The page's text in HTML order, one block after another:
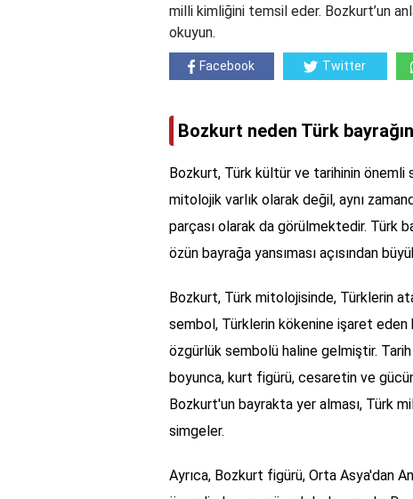
milli kimliğini temsil eder. Bozkurt’un
okuyun.
Facebook Twitter
Bozkurt neden Türk
Bozkurt, Türk kültür ve tarihinin önemli
mitolojik varlık olarak değil, aynı
parçası olarak da görülmektedir. Türk
özün bayrağa yansıması açısından
Bozkurt, Türk mitolojisinde, Türklerin
sembol, Türklerin kökenine işaret eden
özgürlük sembolü haline gelmiştir.
boyunca, kurt figürü, cesaretin ve
Bozkurt'un bayrakta yer alması, Türk
simgeler.
Ayrıca, Bozkurt figürü, Orta Asya'dan